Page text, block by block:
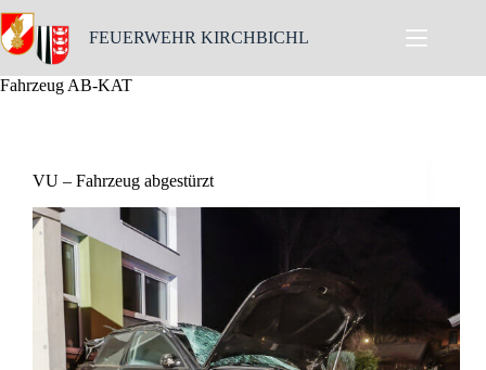
Skip
to
content
FEUERWEHR KIRCHBICHL
Fahrzeug AB-KAT
VU – Fahrzeug abgestürzt